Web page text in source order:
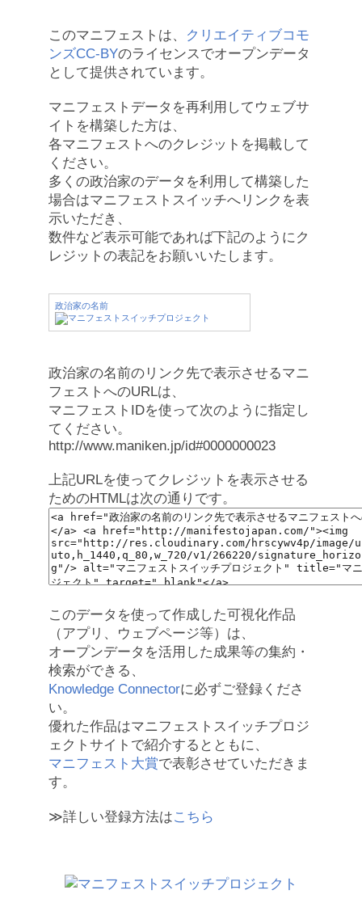
このマニフェストは、
クリエイティブコモ
ンズCC-BYのライセンスでオープンデータ
として提供されています。
マニフェストデータを再利用してウェブサ
イトを構築した方は、
各マニフェストへのクレジットを掲載して
ください。
多くの政治家のデータを利用して構築した
場合はマニフェストスイッチへリンクを表
示いただき、
数件など表示可能であれば下記のようにク
レジットの表記をお願いいたします。
政治家の名前
政治家の名前のリンク先で表示させるマニ
フェストへのURLは、
マニフェストIDを使って次のように指定し
てください。
http://www.maniken.jp/id#0000000023
上記URLを使ってクレジットを表示させる
ためのHTMLは次の通りです。
このデータを使って作成した可視化作品
（アプリ、ウェブページ等）は、
オープンデータを活用した成果等の集約・
検索ができる、
Knowledge Connectorに必ずご登録くださ
い。
優れた作品はマニフェストスイッチプロジ
ェクトサイトで紹介するとともに、
マニフェスト大賞で表彰させていただきま
す。
≫詳しい登録方法はこちら